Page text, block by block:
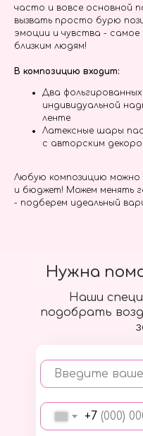
часто и вовсе основной
вызвать просто бурю
эмоции и чувства -
близким людям!
В композицию входит:
Два
индивидуальной
ленте
Латексные шары
с авторским
Любую композицию можно
и бюджет! Можем менять
- подберем идеальный
Наши
подобрать
Введите
+7
Нужна